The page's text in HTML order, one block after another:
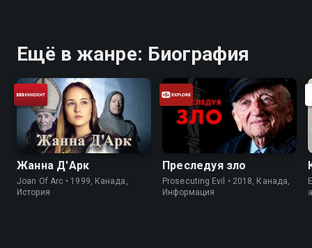
Ещё в жанре: Биография
Жанна Д'Арк
Joan Of Arc • 1999, Канада,
История
Преследуя зло
Prosecuting Evil • 2018, Канада,
Информация